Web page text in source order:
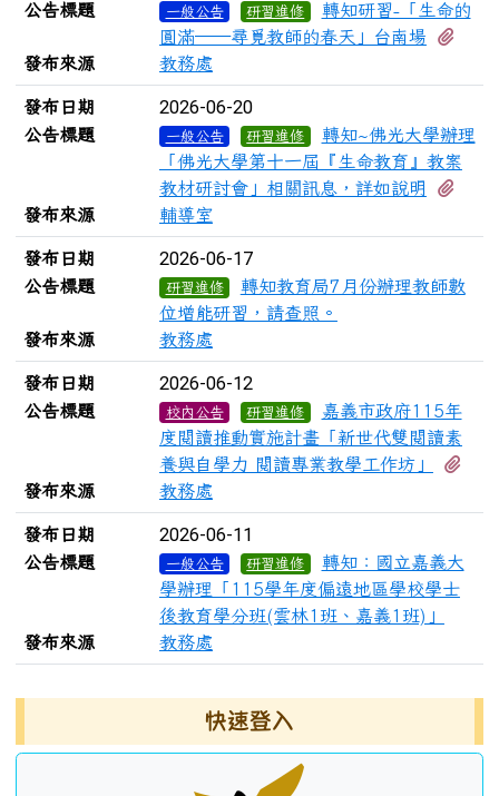
公告標題 一般公告 研習進修
轉知研習-「生命的
圓滿──尋覓教師的春天」台南場
發布來源
教務處
發布日期 2026-06-20
公告標題 一般公告 研習進修
轉知~佛光大學辦理
「佛光大學第十一屆『生命教育』教案
教材研討會」相關訊息，詳如說明
發布來源
輔導室
發布日期 2026-06-17
公告標題 研習進修
轉知教育局7月份辦理教師數
位增能研習，請查照。
發布來源
教務處
發布日期 2026-06-12
公告標題 校內公告 研習進修
嘉義市政府115年
度閱讀推動實施計畫「新世代雙閱讀素
養與自學力 閱讀專業教學工作坊」
發布來源
教務處
發布日期 2026-06-11
公告標題 一般公告 研習進修
轉知：國立嘉義大
學辦理「115學年度偏遠地區學校學士
後教育學分班(雲林1班、嘉義1班)」
發布來源
教務處
快速登入